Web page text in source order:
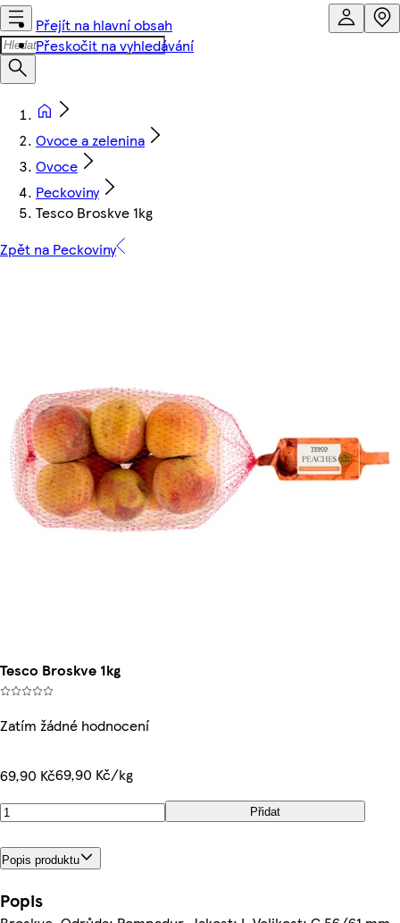
Přejít na hlavní obsah
Přeskočit na vyhledávání
Ovoce a zelenina
Ovoce
Peckoviny
Tesco Broskve 1kg
Zpět na Peckoviny
Tesco Broskve 1kg
Zatím žádné hodnocení
69,90 Kč69,90 Kč/kg
Přidat
Popis produktu
Popis